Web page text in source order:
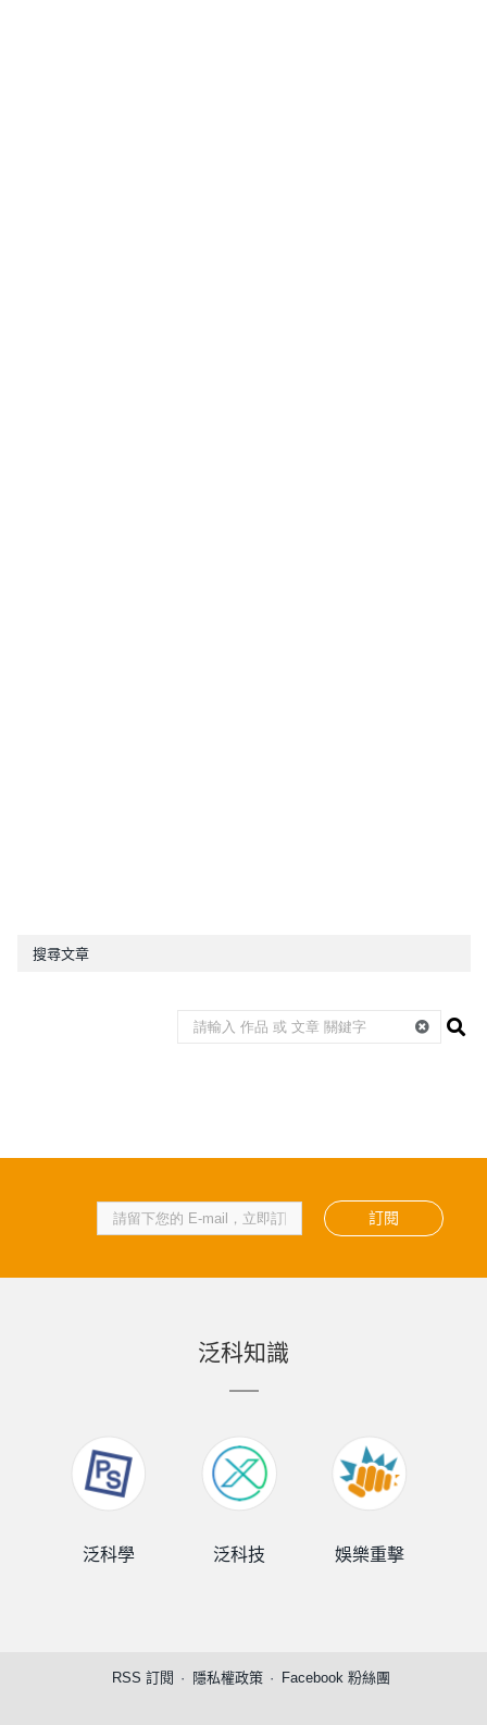
搜尋文章
訂閱
泛科知識
泛科學 泛科技 娛樂重擊
RSS 訂閱 隱私權政策 Facebook 粉絲團